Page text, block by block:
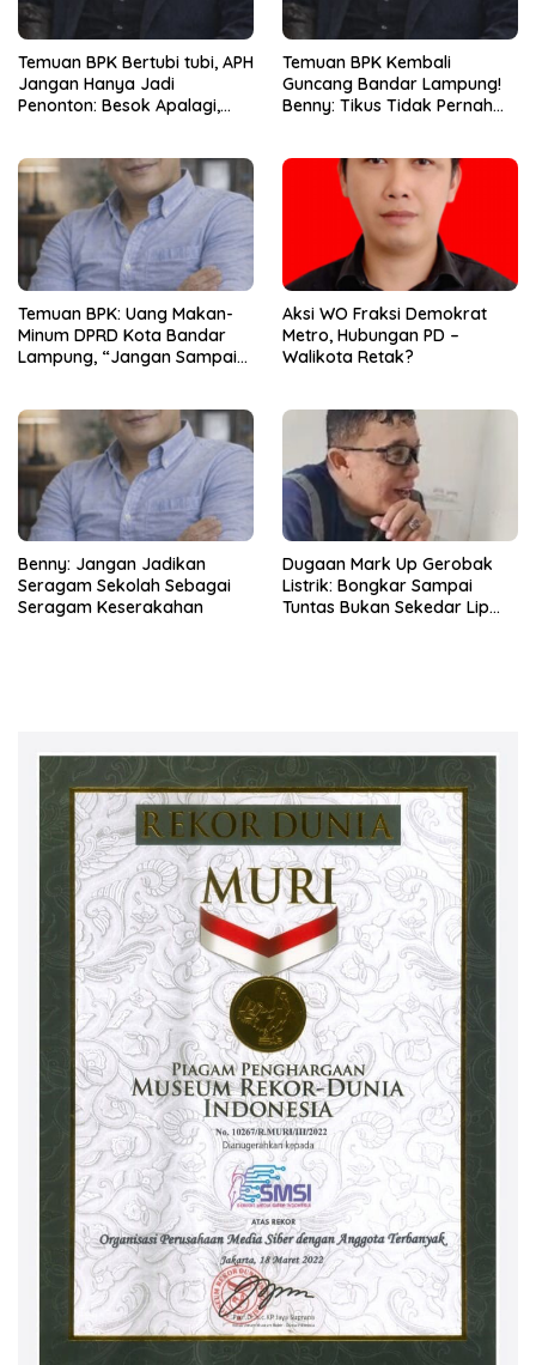
Temuan BPK Bertubi tubi, APH
Jangan Hanya Jadi
Penonton: Besok Apalagi,
Temuan BPK Kembali
Guncang Bandar Lampung!
Benny: Tikus Tidak Pernah
Temuan BPK: Uang Makan-
Minum DPRD Kota Bandar
Lampung, “Jangan Sampai
Aksi WO Fraksi Demokrat
Metro, Hubungan PD –
Walikota Retak?
Benny: Jangan Jadikan
Seragam Sekolah Sebagai
Seragam Keserakahan
Dugaan Mark Up Gerobak
Listrik: Bongkar Sampai
Tuntas Bukan Sekedar Lip